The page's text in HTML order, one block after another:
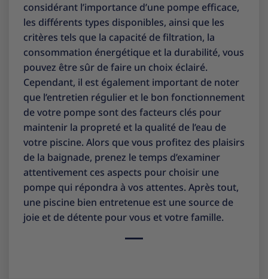
considérant l’importance d’une pompe efficace,
les différents types disponibles, ainsi que les
critères tels que la capacité de filtration, la
consommation énergétique et la durabilité, vous
pouvez être sûr de faire un choix éclairé.
Cependant, il est également important de noter
que l’entretien régulier et le bon fonctionnement
de votre pompe sont des facteurs clés pour
maintenir la propreté et la qualité de l’eau de
votre piscine. Alors que vous profitez des plaisirs
de la baignade, prenez le temps d’examiner
attentivement ces aspects pour choisir une
pompe qui répondra à vos attentes. Après tout,
une piscine bien entretenue est une source de
joie et de détente pour vous et votre famille.